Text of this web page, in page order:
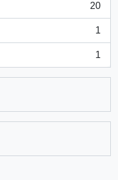
20
1
1